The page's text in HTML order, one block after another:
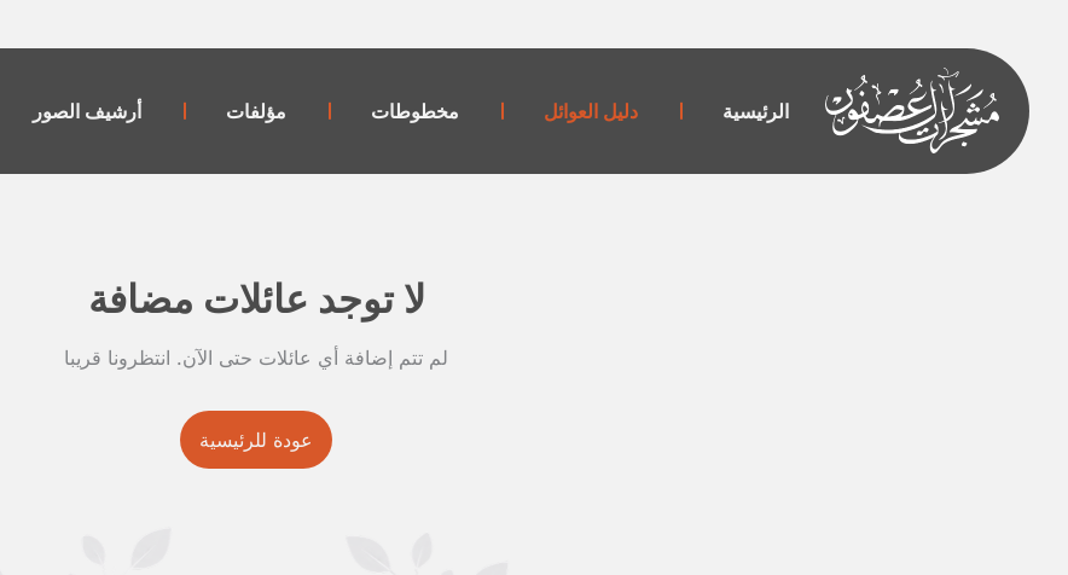
المحتوى
الرئيسية
دليل العوائل مخطوطات مؤلفات أرشيف الصور
لا توجد عائلات مضافة
لم تتم إضافة أي عائلات حتى الآن. انتظرونا قريبا
عودة للرئيسية